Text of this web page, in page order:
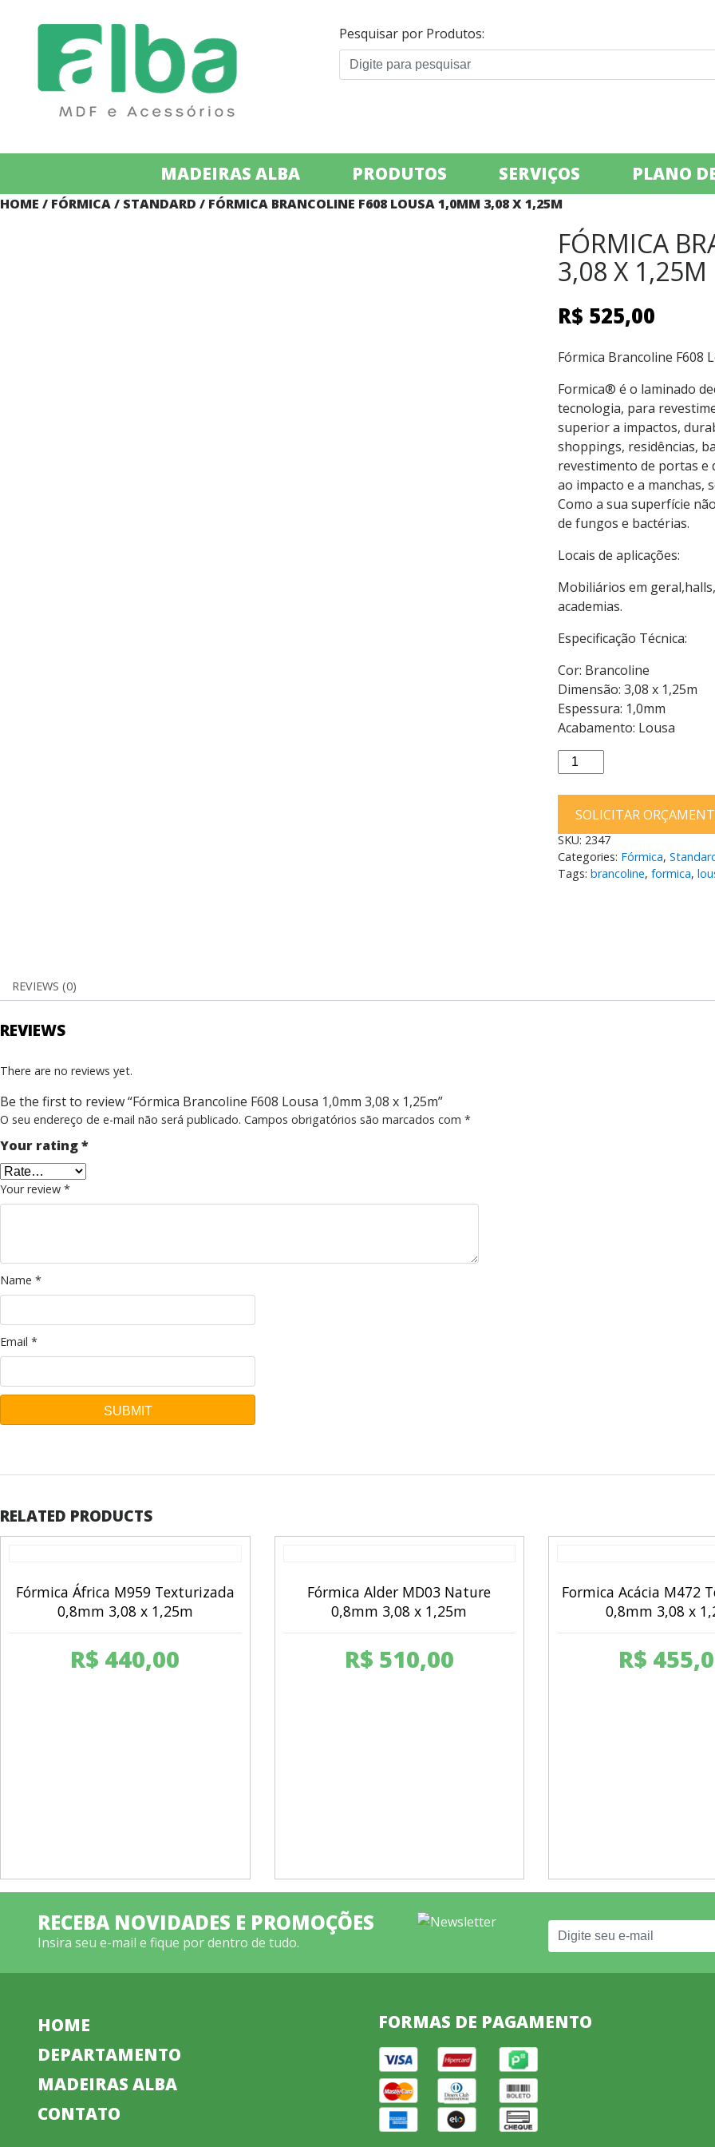
Pesquisar por Produtos:
MADEIRAS ALBA PRODUTOS SERVIÇOS PLANO
HOME / FÓRMICA/ STANDARD / FÓRMICA BRANCOLINE F608 LOUSA 1,0MM 3,08 X 1,25M
FÓRMICA
3,08 X 1,25M
R$ 525,00
Fórmica Brancoline F608
Formica® é o laminado
tecnologia, para
superior a impactos,
shoppings, residências,
revestimento de portas e
ao impacto e a manchas,
Como a sua superfície
de fungos e bactérias.
Locais de aplicações:
Mobiliários em
academias.
Especificação Técnica:
Cor: Brancoline
Dimensão: 3,08 x 1,25m
Espessura: 1,0mm
Acabamento: Lousa
Fórmica
Brancoline
F608
Lousa
1,0mm
3,08
x
SOLICITAR
SKU: 2347
Categories: Fórmica,
Tags: brancoline, formica,
REVIEWS (0)
REVIEWS
There are no reviews yet.
Be the first to review “Fórmica Brancoline F608 Lousa 1,0mm 3,08 x 1,25m”
O seu endereço de e-mail não será publicado. Campos obrigatórios são marcados com *
Your rating*
Your review *
Name *
Email *
RELATED PRODUCTS
Fórmica África M959 Texturizada
0,8mm 3,08 x 1,25m
R$ 440,00
Fórmica Alder MD03 Nature
0,8mm 3,08 x 1,25m
R$ 510,00
Formica Acácia M472
0,8mm 3,08 x
R$
RECEBA NOVIDADES E PROMOÇÕES
Insira seu e-mail e fique por dentro de tudo.
HOME
DEPARTAMENTO
MADEIRAS ALBA
CONTATO
FORMAS DE PAGAMENTO